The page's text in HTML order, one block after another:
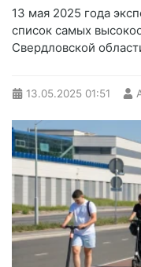
13 мая 2025 года
список самых
Свердловской
13.05.2025 01:51